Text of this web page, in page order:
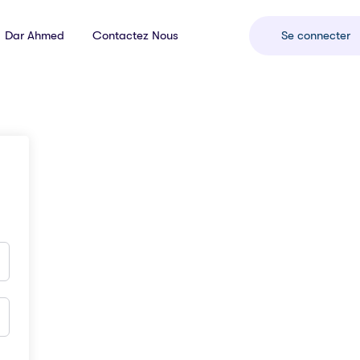
Dar Ahmed Contactez Nous Se connecter